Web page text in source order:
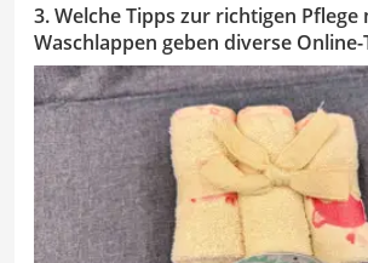
3. Welche Tipps zur richtigen Pflege
Waschlappen geben diverse Online-